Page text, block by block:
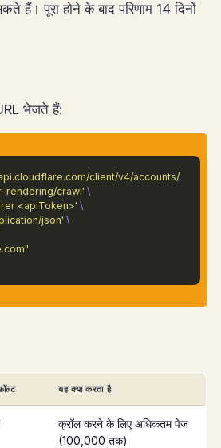
हैं। पूरा होने के बाद परिणाम 14 दिनों
भेजते हैं:
client/v4/accounts/
rendering/crawl' \
<apiToken>' \
json' \
यह क्या करता है
क्रॉल करने के लिए अधिकतम पेज
(100,000 तक)